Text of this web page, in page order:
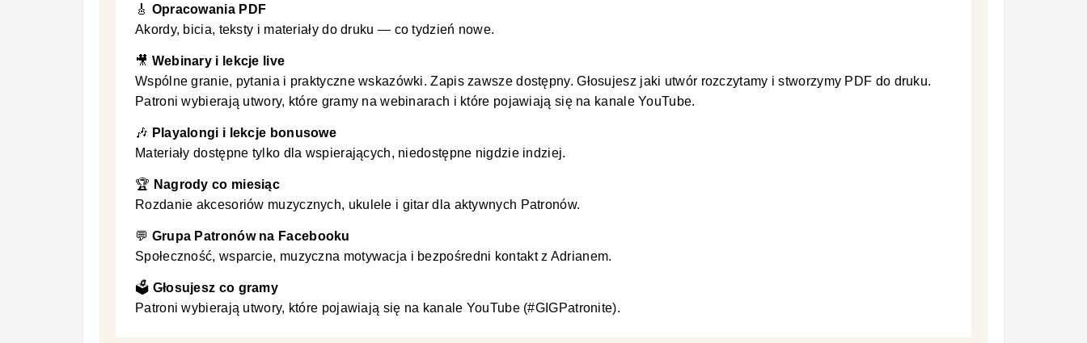
🎸 Opracowania PDF
Akordy, bicia, teksty i materiały do druku — co tydzień nowe.
🎥 Webinary i lekcje live
Wspólne granie, pytania i praktyczne wskazówki. Zapis zawsze dostępny. Głosujesz jaki utwór rozczytamy i stworzymy PDF do druku.
Patroni wybierają utwory, które gramy na webinarach i które pojawiają się na kanale YouTube.
🎶 Playalongi i lekcje bonusowe
Materiały dostępne tylko dla wspierających, niedostępne nigdzie indziej.
🏆 Nagrody co miesiąc
Rozdanie akcesoriów muzycznych, ukulele i gitar dla aktywnych Patronów.
💬 Grupa Patronów na Facebooku
Społeczność, wsparcie, muzyczna motywacja i bezpośredni kontakt z Adrianem.
🗳️ Głosujesz co gramy
Patroni wybierają utwory, które pojawiają się na kanale YouTube (#GIGPatronite).